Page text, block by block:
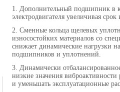
1. Дополнительный подшипник в
электродвигателя увеличивая
2. Сменные кольца щелевых
износостойких материалов со
снижает динамические нагрузки
подшипников и уплотнений.
3. Динамически
низкие значения виброактивности
и уменьшать эксплуатационные